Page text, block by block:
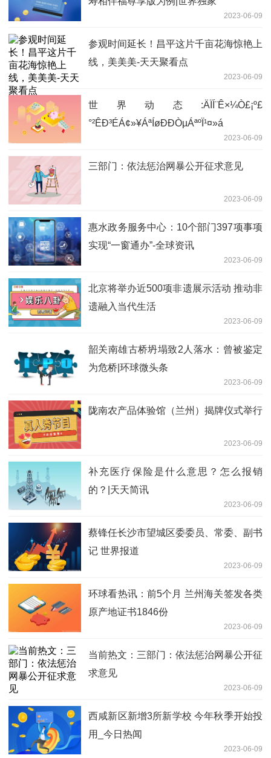
2023-06-09
参观时间延长！昌平这片千亩花海惊艳上
线，美美美-天天聚看点
2023-06-09
世界动态:ÄÏÍ¨Ê×¼Ò£¡º£
°²ÊÐ³ÉÁ¢»¥ÁªÍøÐÐÒµÁªºÏ¹¤»á
2023-06-09
三部门：依法惩治网暴公开征求意见
2023-06-09
惠水政务服务中心：10个部门397项事项
实现“一窗通办”-全球资讯
2023-06-09
北京将举办近500项非遗展示活动 推动非
遗融入当代生活
2023-06-09
韶关南雄古桥坍塌致2人落水：曾被鉴定
为危桥|环球微头条
2023-06-09
陇南农产品体验馆（兰州）揭牌仪式举行
2023-06-09
补充医疗保险是什么意思？怎么报销
的？|天天简讯
2023-06-09
蔡锋任长沙市望城区委委员、常委、副书
记 世界报道
2023-06-09
环球看热讯：前5个月 兰州海关签发各类
原产地证书1846份
2023-06-09
当前热文：三部门：依法惩治网暴公开征
求意见
2023-06-09
西咸新区新增3所新学校 今年秋季开始投
用_今日热闻
2023-06-09